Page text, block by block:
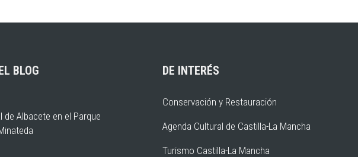
BLOG
Albacete en el Parque
DE INTERÉS
Conservación y Restauración
Agenda Cultural de Castilla-La Mancha
Turismo Castilla-La Mancha